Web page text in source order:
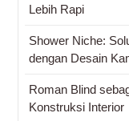
Lebih Rapi
Shower Niche:
dengan Desain
Roman Blind
Konstruksi Interior